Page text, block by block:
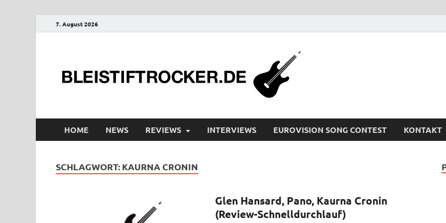
7. August 2026
HOME NEWS REVIEWS INTERVIEWS EUROVISION SONG CONTEST KONTAKT
SCHLAGWORT: KAURNA CRONIN
Glen Hansard, Pano, Kaurna Cronin
(Review-Schnelldurchlauf)